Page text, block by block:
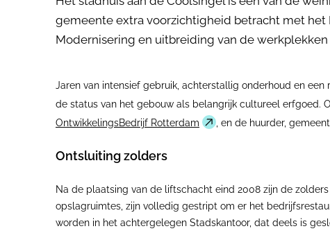
gemeente extra voorzichtigheid betracht met het
Modernisering en uitbreiding van de
Jaren van intensief gebruik, achterstallig onderhoud en
de status van het gebouw als belangrijk cultureel erfgoed.
OntwikkelingsBedrijf Rotterdam
, en de huurder,
Ontsluiting zolders
Na de plaatsing van de liftschacht eind 2008 zijn de
opslagruimtes, zijn volledig gestript om er het
worden in het achtergelegen Stadskantoor, dat deels is